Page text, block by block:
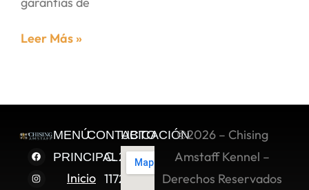
Leer Más »
MENÚ
PRINCIPAL
Inicio
CONTACTO
C. 2 Sur
11722,
UBICACIÓN©2026 – Chising
Amstaff Kennel –
Derechos Reservados